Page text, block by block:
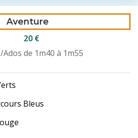
Aventure
20 €
de 1m40 à 1m55
Bleus